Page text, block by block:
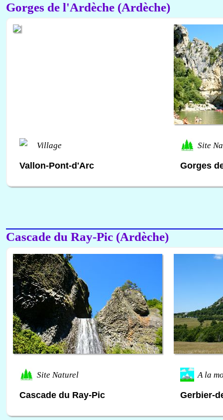
Gorges de l'Ardèche (Ardèche)
Village
Vallon-Pont-d'Arc
Site
Gorges
Cascade du Ray-Pic (Ardèche)
Site Naturel
Cascade du Ray-Pic
A la
Gerbier-